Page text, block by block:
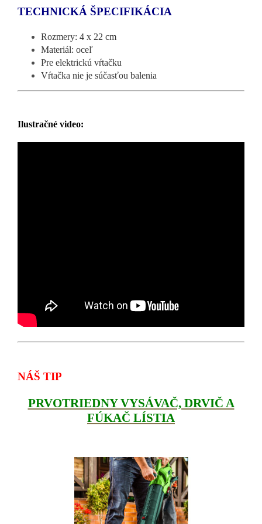
TECHNICKÁ ŠPECIFIKÁCIA
Rozmery: 4 x 22 cm
Materiál: oceľ
Pre elektrickú vŕtačku
Vŕtačka nie je súčasťou balenia
Ilustračné video:
NÁŠ TIP
PRVOTRIEDNY VYSÁVAČ, DRVIČ A
FÚKAČ LÍSTIA